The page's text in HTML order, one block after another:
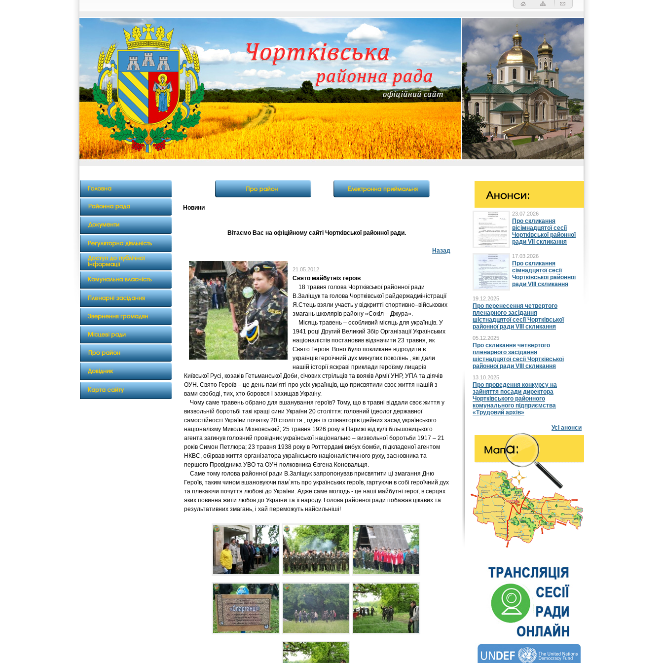
Новини
Вітаємо Вас на офіційному сайті Чортківської районної ради.
Назад
21.05.2012
Свято майбутніх героїв
18 травня голова Чортківської районної ради
В.Заліщук та голова Чортківської райдержадміністрації
Я.Стець взяли участь у відкритті спортивно–військових
змагань школярів району «Сокіл – Джура».
Місяць травень – особливий місяць для українців. У
1941 році Другий Великий Збір Організації Українських
націоналістів постановив відзначити 23 травня, як
Свято Героїв. Воно було покликане відродити в
українців героїчний дух минулих поколінь , які дали
нашій історії яскраві приклади героїзму лицарів
Київської Русі, козаків Гетьманської Доби, січових стрільців та вояків Армії УНР, УПА та діячів
ОУН. Свято Героїв – це день пам`яті про усіх українців, що присвятили своє життя нашій з
вами свободі, тих, хто боровся і захищав Україну.
Чому саме травень обрано для вшанування героїв? Тому, що в травні віддали своє життя у
визвольній боротьбі такі кращі сини України 20 століття: головний ідеолог державної
самостійності України початку 20 століття , один із співавторів ідейних засад українського
націоналізму Микола Міхновський; 25 травня 1926 року в Парижі від кулі більшовицького
агента загинув головний провідник української національно – визвольної боротьби 1917 – 21
років Симон Петлюра; 23 травня 1938 року в Роттердамі вибух бомби, підкладеної агентом
НКВС, обірвав життя організатора українського націоналістичного руху, засновника та
першого Провідника УВО та ОУН полковника Євгена Коновальця.
Саме тому голова районної ради В.Заліщук запропонував присвятити ці змагання Дню
Героїв, таким чином вшановуючи пам`ять про українських героїв, гартуючи в собі героїчний дух
та плекаючи почуття любові до України. Адже саме молодь - це наші майбутні герої, в серцях
яких повинна жити любов до України та її народу. Голова районної ради побажав цікавих та
результативних змагань, і хай переможуть найсильніші!
23.07.2026
Про скликання
вісімнадцятої сесії
Чортківської районної
ради VII скликання
17.03.2026
Про скликання
сімнадцятої сесії
Чортківської районної
ради VIII скликання
19.12.2025
Про перенесення четвертого
пленарного засідання
шістнадцятої сесії Чортківської
районної ради VIII скликання
05.12.2025
Про скликання четвертого
пленарного засідання
шістнадцятої сесії Чортківської
районної ради VIII скликання
13.10.2025
Про проведення конкурсу на
зайняття посади директора
Чортківського районного
комунального підприємства
«Трудовий архів»
Усі анонси